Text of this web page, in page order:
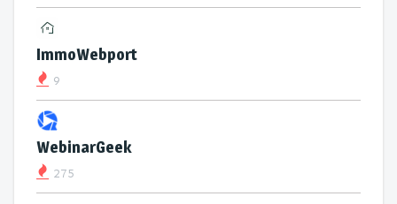
ImmoWebport
9
WebinarGeek
275